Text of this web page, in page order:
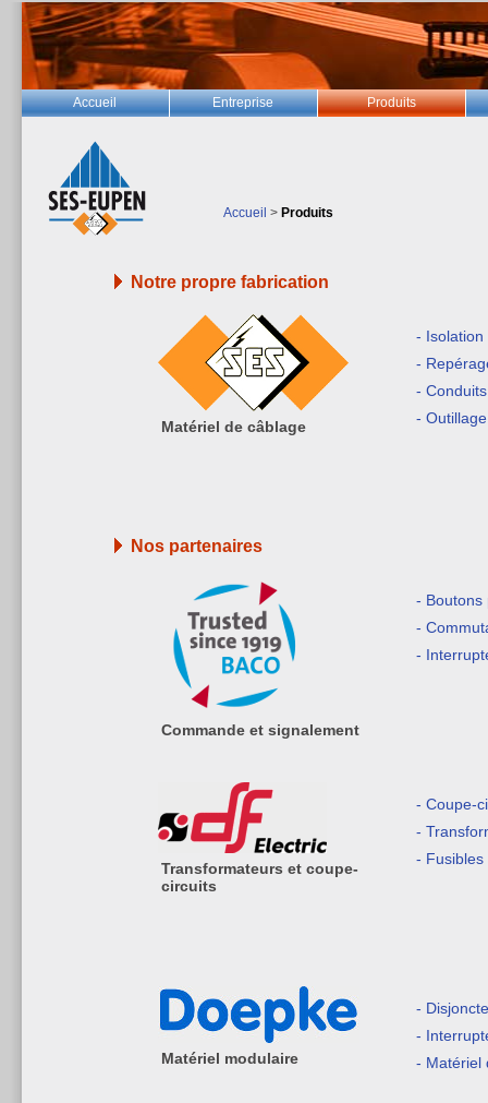
Accueil Entreprise Produits
Accueil > Produits
Notre propre fabrication
Matériel de câblage
- Isolation
-
-
-
Nos partenaires
Commande et signalement
- Boutons
-
-
Transformateurs et coupe-
circuits
- Coupe-
-
- Fusibles
Matériel modulaire
-
-
- Matériel